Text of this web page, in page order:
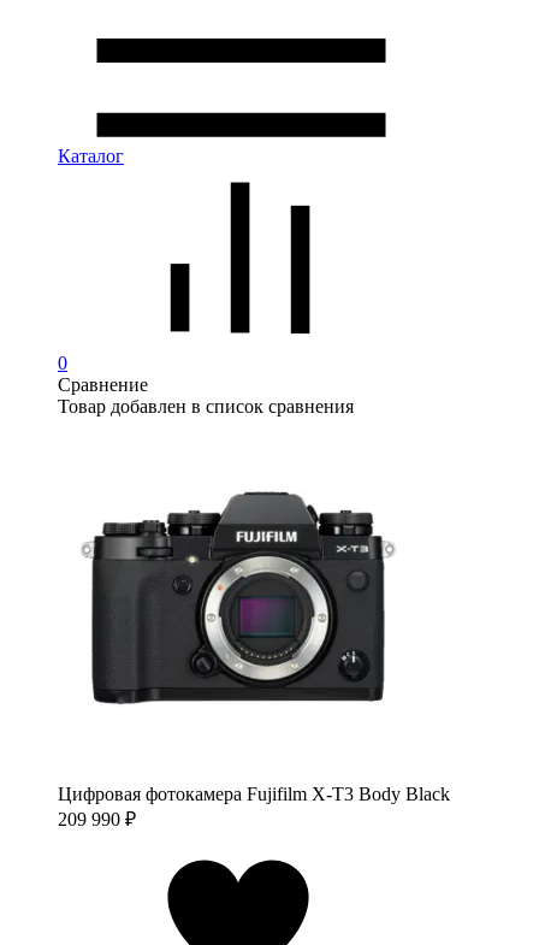
Каталог
0
Сравнение
Товар добавлен в список сравнения
Цифровая фотокамера Fujifilm X-T3 Body Black
209 990 ₽